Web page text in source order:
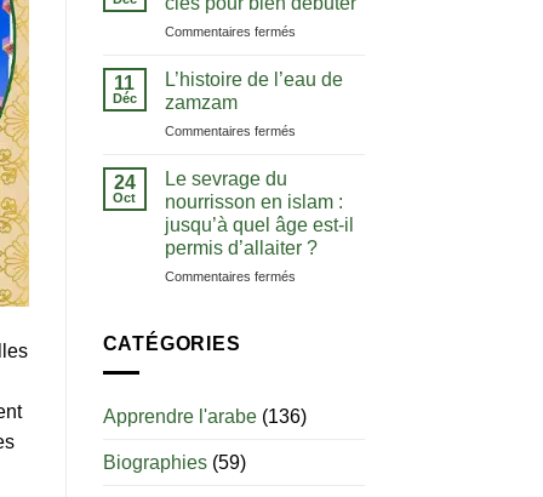
dans
sa
tawhid
:
l’unicité
Commentaires ferméssur
l’arabe
clés
débuter
11
Déc
L’histoire de l’eau de
zamzam
Commentaires ferméssur
l’eau
de
zamzam
24
Oct
Le sevrage du
nourrisson en islam :
jusqu’à quel âge est-il
permis d’allaiter ?
Commentaires ferméssur
:
CATÉGORIES
Apprendre l'arabe(136)
Biographies(59)